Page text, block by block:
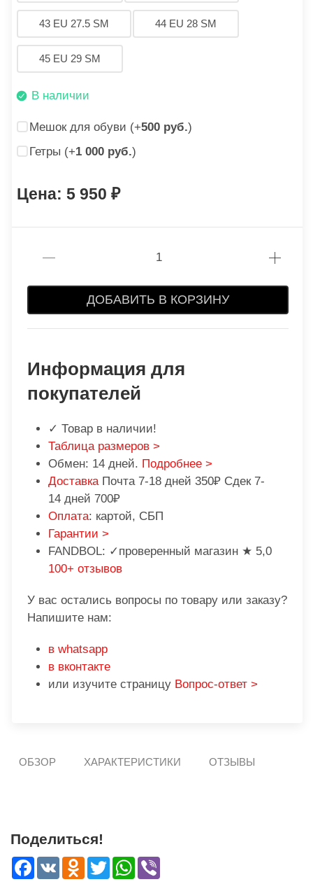
43 EU 27.5 SM 44 EU 28 SM
45 EU 29 SM
В наличии
Мешок для обуви (+500 руб.)
Гетры (+1 000 руб.)
5 950
ДОБАВИТЬ В КОРЗИНУ
Информация для
покупателей
✓ Товар в наличии!
Таблица размеров >
Обмен: 14 дней. Подробнее >
Доставка Почта 7-18 дней 350₽ Сдек 7-
14 дней 700₽
Оплата: картой, СБП
Гарантии >
FANDBOL: ✓проверенный магазин ★ 5,0
100+ отзывов
У вас остались вопросы по товару или заказу?
Напишите нам:
в whatsapp
в вконтакте
или изучите страницу Вопрос-ответ >
ОБЗОР ХАРАКТЕРИСТИКИ ОТЗЫВЫ
Поделиться!
Facebook
VK Odnoklassniki
TwitterWhatsApp